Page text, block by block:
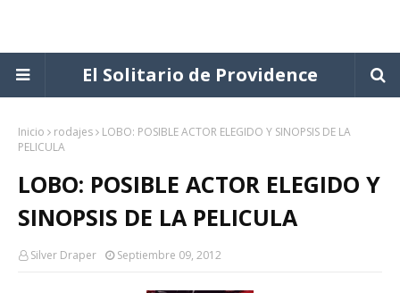
El Solitario de Providence
Inicio rodajes
LOBO: POSIBLE ACTOR ELEGIDO Y SINOPSIS DE LA
PELICULA
LOBO: POSIBLE ACTOR ELEGIDO Y
SINOPSIS DE LA PELICULA
Silver Draper Septiembre 09, 2012